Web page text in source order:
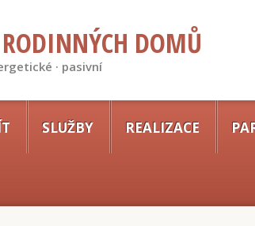
RODINNÝCH DOMŮ
· pasivní
SLUŽBY REALIZACE